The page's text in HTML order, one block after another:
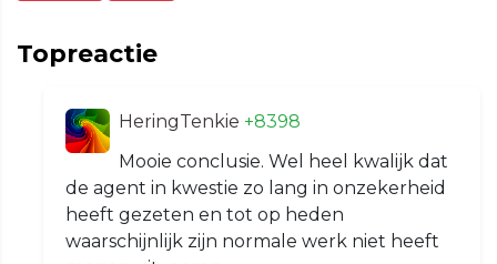
Topreactie
HeringTenkie +8398
Mooie conclusie. Wel heel kwalijk dat
de agent in kwestie zo lang in onzekerheid
heeft gezeten en tot op heden
waarschijnlijk zijn normale werk niet heeft